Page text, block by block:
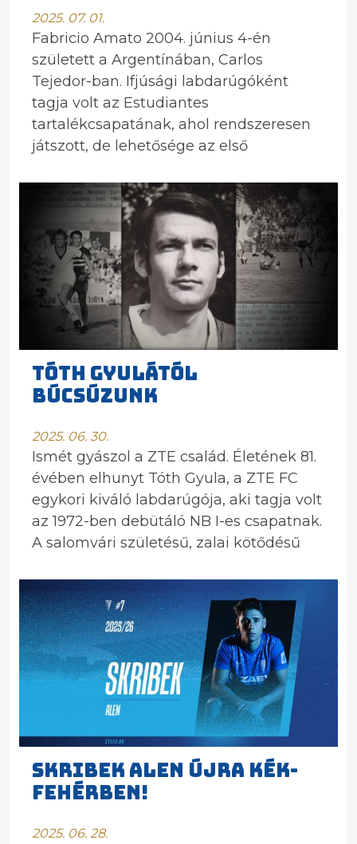
2025. 07. 01.
Fabricio Amato 2004. június 4-én
született a Argentínában, Carlos
Tejedor-ban. Ifjúsági labdarúgóként
tagja volt az Estudiantes
tartalékcsapatának, ahol rendszeresen
játszott, de lehetősége az első
TÓTH GYULÁTÓL
BÚCSÚZUNK
2025. 06. 30.
Ismét gyászol a ZTE család. Életének 81.
évében elhunyt Tóth Gyula, a ZTE FC
egykori kiváló labdarúgója, aki tagja volt
az 1972-ben debütáló NB I-es csapatnak.
A salomvári születésű, zalai kötődésű
SKRIBEK ALEN ÚJRA KÉK-
FEHÉRBEN!
2025. 06. 28.